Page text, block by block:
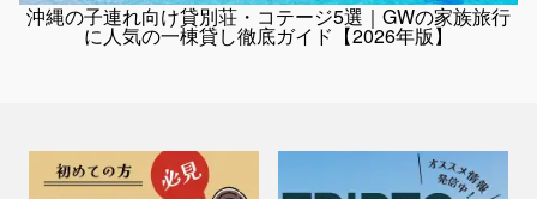
沖縄の子連れ向け貸別荘・コテージ5選｜GWの家族旅行
に人気の一棟貸し徹底ガイド【2026年版】